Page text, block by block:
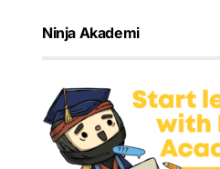
Ninja Akademi